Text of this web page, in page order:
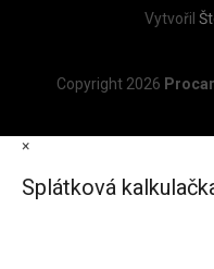
Vytvořil
Copyright 2026
×
Splátková